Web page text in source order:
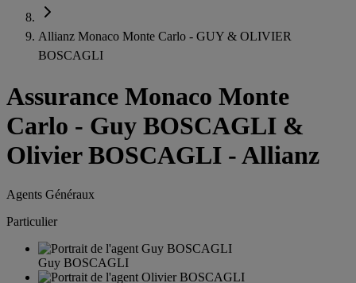
Allianz Monaco Monte Carlo - GUY & OLIVIER
BOSCAGLI
Assurance Monaco Monte
Carlo - Guy BOSCAGLI &
Olivier BOSCAGLI - Allianz
Agents Généraux
Particulier
Guy BOSCAGLI